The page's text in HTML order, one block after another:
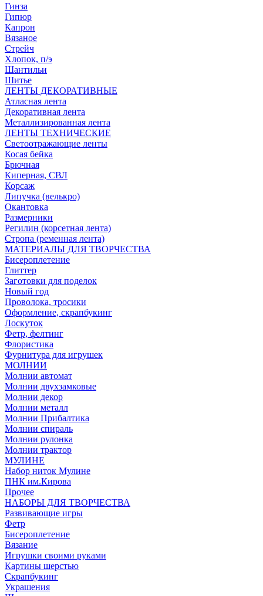
Гинза
Гипюр
Капрон
Вязаное
Стрейч
Хлопок, п/э
Шантильи
Шитье
ЛЕНТЫ ДЕКОРАТИВНЫЕ
Атласная лента
Декоративная лента
Металлизированная лента
ЛЕНТЫ ТЕХНИЧЕСКИЕ
Светоотражающие ленты
Косая бейка
Брючная
Киперная, СВЛ
Корсаж
Липучка (велькро)
Окантовка
Размерники
Регилин (корсетная лента)
Стропа (ременная лента)
МАТЕРИАЛЫ ДЛЯ ТВОРЧЕСТВА
Бисероплетение
Глиттер
Заготовки для поделок
Новый год
Проволока, тросики
Оформление, скрапбукинг
Лоскуток
Фетр, фелтинг
Флористика
Фурнитура для игрушек
МОЛНИИ
Молнии автомат
Молнии двухзамковые
Молнии декор
Молнии металл
Молнии Прибалтика
Молнии спираль
Молнии рулонка
Молнии трактор
МУЛИНЕ
Набор ниток Мулине
ПНК им.Кирова
Прочее
НАБОРЫ ДЛЯ ТВОРЧЕСТВА
Развивающие игры
Фетр
Бисероплетение
Вязание
Игрушки своими руками
Картины шерстью
Скрапбукинг
Украшения